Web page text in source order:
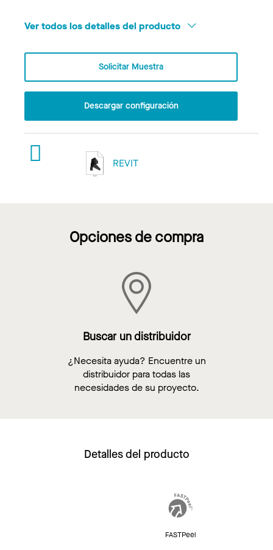
Ver todos los detalles del producto
Solicitar Muestra
Descargar configuración
REVIT
Opciones de compra
Buscar un distribuidor
¿Necesita ayuda? Encuentre un
distribuidor para todas las
necesidades de su proyecto.
Detalles del producto
FASTPeel